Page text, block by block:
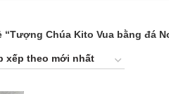
Chúa Kito Vua bằng đá